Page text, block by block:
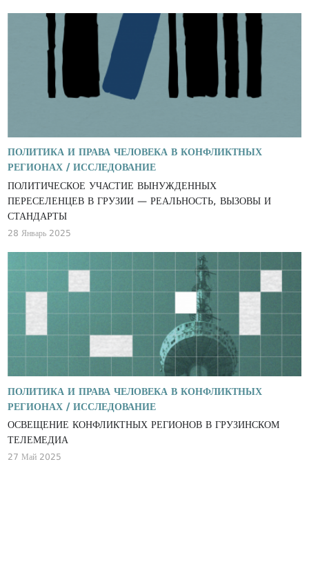
ПОЛИТИКА И ПРАВА ЧЕЛОВЕКА В КОНФЛИКТНЫХ
РЕГИОНАХ / ИССЛЕДОВАНИЕ
ПОЛИТИЧЕСКОЕ УЧАСТИЕ ВЫНУЖДЕННЫХ
ПЕРЕСЕЛЕНЦЕВ В ГРУЗИИ — РЕАЛЬНОСТЬ, ВЫЗОВЫ И
СТАНДАРТЫ
28 Январь 2025
ПОЛИТИКА И ПРАВА ЧЕЛОВЕКА В КОНФЛИКТНЫХ
РЕГИОНАХ / ИССЛЕДОВАНИЕ
ОСВЕЩЕНИЕ КОНФЛИКТНЫХ РЕГИОНОВ В ГРУЗИНСКОМ
ТЕЛЕМЕДИА
27 Май 2025